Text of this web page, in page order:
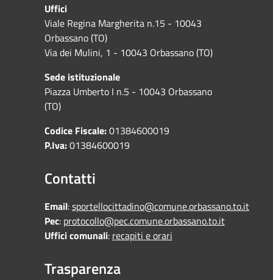
Uffici
Viale Regina Margherita n.15 - 10043
Orbassano (TO)
Via dei Mulini, 1 - 10043 Orbassano (TO)
Sede istituzionale
Piazza Umberto I n.5 - 10043 Orbassano
(TO)
Codice Fiscale:01384600019
P.Iva:01384600019
Contatti
Email:sportellocittadino@comune.orbassano.to.it
Pec: protocollo@pec.comune.orbassano.to.it
Uffici comunali: recapiti e orari
Trasparenza